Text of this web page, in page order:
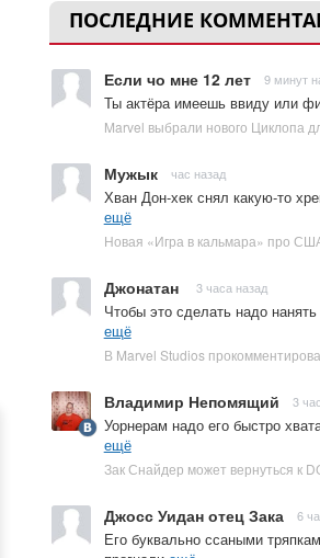
ПОСЛЕДНИЕ
Если чо мне 12 лет 9 минут
Ты актёра имеешь ввиду или
Мужык час назад
Хван Дон-хек снял какую-то
ещё
Джонатан 3 часа назад
Чтобы это сделать надо нанять
ещё
Владимир Непомящий 3
Уорнерам надо его быстро
ещё
Джосс Уидан отец Зака 6
Его буквально ссаными